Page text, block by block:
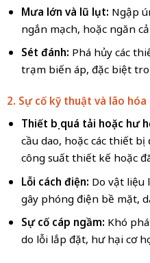
Mưa lớn và lũ lụt: Ngập
ngắn mạch, hoặc ngăn
Sét đánh: Phá hủy các
trạm biến áp, đặc biệt
2. Sự cố kỹ thuật và lão
Thiết bị quá tải hoặc hư
cầu dao, hoặc các thiết
công suất thiết kế hoặc
Lỗi cách điện: Do vật liệu
gây phóng điện bề mặt,
Sự cố cáp ngầm: Khó
do lỗi lắp đặt, hư hại cơ